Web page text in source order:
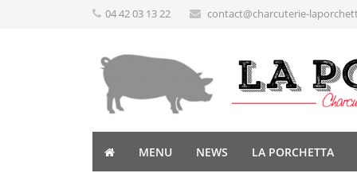
04 42 03 13 22 contact@charcuterie-
MENU NEWS LA PORCHETTA